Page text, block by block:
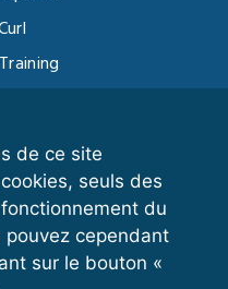
de ce site
seuls des
du
cependant
sur le bouton «